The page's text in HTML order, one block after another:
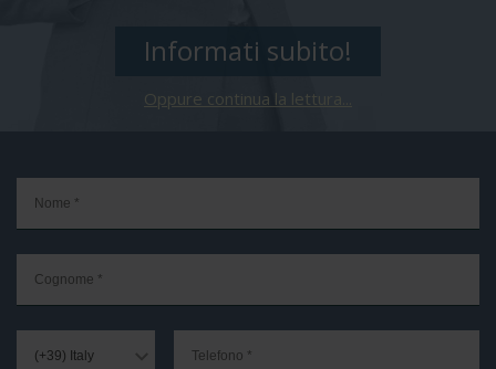
Informati subito!
Oppure continua la lettura...